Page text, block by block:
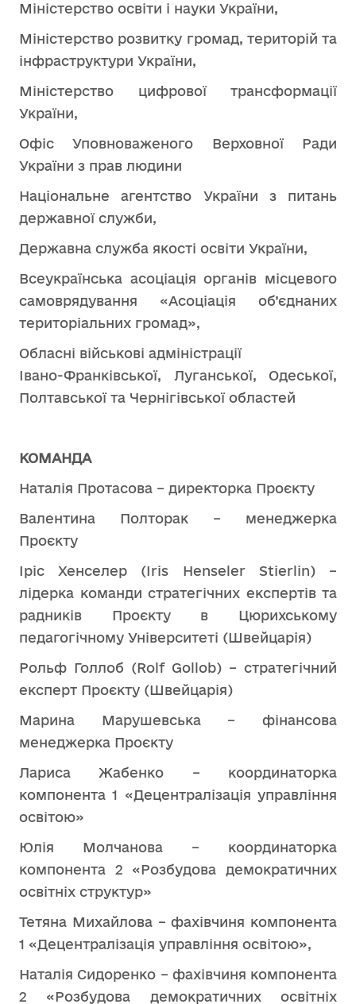
Міністерство освіти і науки України,
Міністерство розвитку громад, територій та
інфраструктури України,
Міністерство цифрової трансформації
України,
Офіс Уповноваженого Верховної Ради
України з прав людини
Національне агентство України з питань
державної служби,
Державна служба якості освіти України,
Всеукраїнська асоціація органів місцевого
самоврядування «Асоціація об’єднаних
територіальних громад»,
Обласні військові адміністрації
Івано-Франківської, Луганської, Одеської,
Полтавської та Чернігівської областей
КОМАНДА
Наталія Протасова – директорка Проєкту
Валентина Полторак – менеджерка
Проєкту
Іріс Хенселер (Iris Henseler Stierlin) –
лідерка команди стратегічних експертів та
радників Проєкту в Цюрихському
педагогічному Університеті (Швейцарія)
Рольф Голлоб (Rolf Gollob) – стратегічний
експерт Проєкту (Швейцарія)
Марина Марушевська – фінансова
менеджерка Проєкту
Лариса Жабенко – координаторка
компонента 1 «Децентралізація управління
освітою»
Юлія Молчанова – координаторка
компонента 2 «Розбудова демократичних
освітніх структур»
Тетяна Михайлова – фахівчиня компонента
1 «Децентралізація управління освітою»,
Наталія Сидоренко – фахівчиня компонента
2 «Розбудова демократичних освітніх